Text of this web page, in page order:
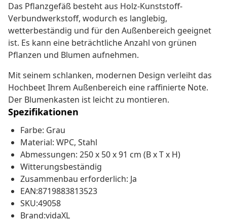
Das Pflanzgefäß besteht aus Holz-Kunststoff-
Verbundwerkstoff, wodurch es langlebig,
wetterbeständig und für den Außenbereich geeignet
ist. Es kann eine beträchtliche Anzahl von grünen
Pflanzen und Blumen aufnehmen.
Mit seinem schlanken, modernen Design verleiht das
Hochbeet Ihrem Außenbereich eine raffinierte Note.
Der Blumenkasten ist leicht zu montieren.
Spezifikationen
Farbe: Grau
Material: WPC, Stahl
Abmessungen: 250 x 50 x 91 cm (B x T x H)
Witterungsbeständig
Zusammenbau erforderlich: Ja
EAN:8719883813523
SKU:49058
Brand:vidaXL